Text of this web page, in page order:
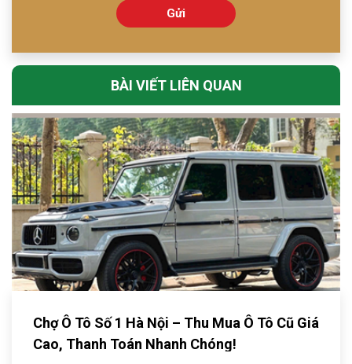
Gửi
BÀI VIẾT LIÊN QUAN
Chợ Ô Tô Số 1 Hà Nội – Thu Mua Ô Tô Cũ Giá
Cao, Thanh Toán Nhanh Chóng!